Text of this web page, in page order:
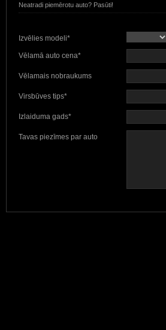
Neatradi piemērotu auto? Pasūti!
Izvēlies modeli*
Vēlamā auto cena*
Vēlamais nobraukums
Virsbūves tips*
Izlaiduma gads*
Tavas piezīmes par auto